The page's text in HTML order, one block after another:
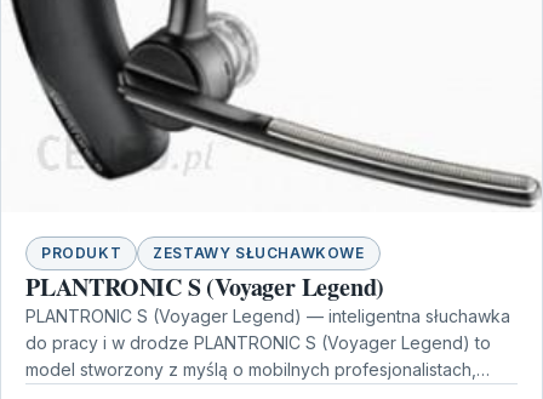
PRODUKT ZESTAWY SŁUCHAWKOWE
PLANTRONIC S (Voyager Legend)
PLANTRONIC S (Voyager Legend) — inteligentna słuchawka
do pracy i w drodze PLANTRONIC S (Voyager Legend) to
model stworzony z myślą o mobilnych profesjonalistach,…